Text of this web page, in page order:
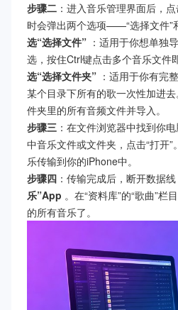
步骤二 ：进入音乐管理界面后，
时会弹出两个选项——“选择文件”
选“选择文件” ：适用于你想单独
选，按住Ctrl键点击多个音乐文件
选“选择文件夹” ：适用于你有完
某个目录下所有的歌一次性加进
件夹里的所有音频文件并导入。
步骤三 ：在文件浏览器中找到你
中音乐文件或文件夹，点击“打开
乐传输到你的iPhone中。
步骤四 ：传输完成后，断开数据
乐”App 。在“资料库”的“歌曲”栏
的所有音乐了。